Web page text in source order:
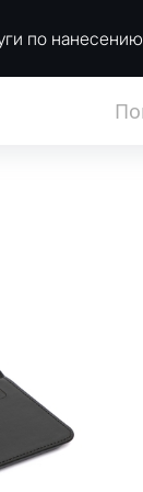
по нанесению